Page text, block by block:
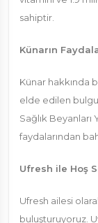
sahiptir.
Künarın
Künar hakkında
elde edilen
Sağlık
faydalarından
Ufresh ile Hoş
Ufresh ailesi
buluşturuyoruz.